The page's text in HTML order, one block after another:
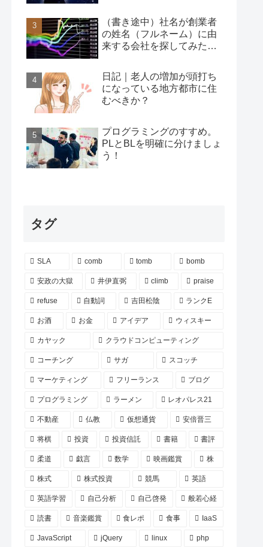
（書き途中）社名が創業者
の姓名（フルネーム）に由
来する会社を探してみた…
日記｜老人の増加が頭打ち
になっている地方都市に住
むべきか？
プログラミングのすすめ。
PLとBLを明確に分けましょ
う！
タグ
SLA comb tomb bomb
安政の大獄 井伊直弼 climb praise
refuse 自動詞 吉田松陰 ランクE
お酒 お金 アイデア ウィスキー
カヤック クラウドコンピューティング
コーチング サガ スコッチ
マーケティング フリーランス ブログ
プログラミング ラーメン レオパレス21
不動産 仏教 仮想通貨 安倍晋三
将棋 投資 投資信託 書籍 書評
柔道 戯言 数学 映画鑑賞 株
株式 株式投資 競馬 英語
英語学習 自己分析 自己啓発 般若心経
読書 音楽鑑賞 食レポ 食事 IaaS
JavaScript jQuery linux php